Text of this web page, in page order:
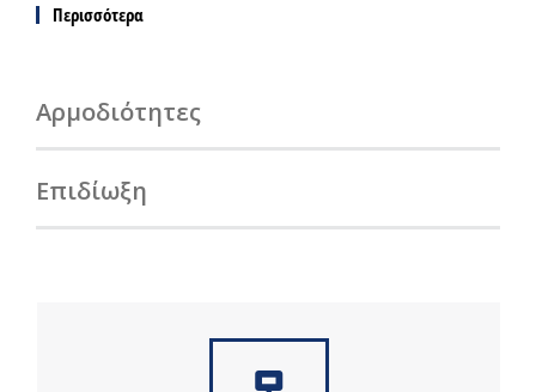
Περισσότερα
Αρμοδιότητες
Επιδίωξη